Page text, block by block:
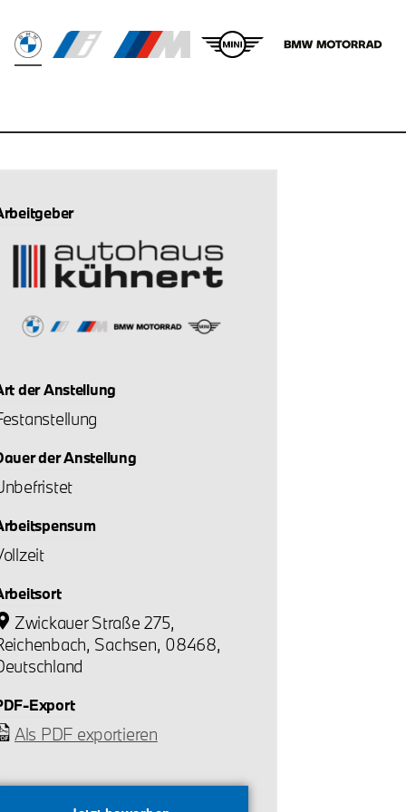
der Anstellung
der Anstellung
Zwickauer Straße 275,
Sachsen, 08468,
Export
Als PDF exportieren